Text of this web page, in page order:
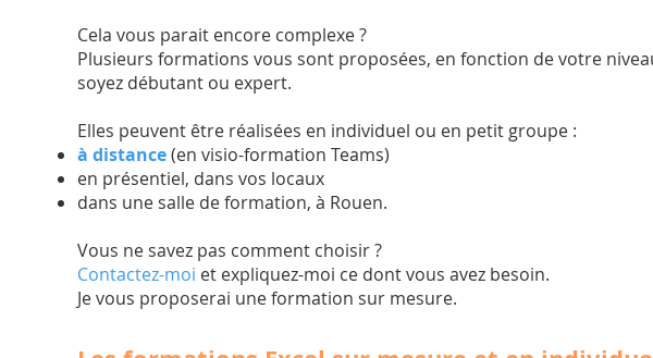
Cela vous parait encore complexe ?
Plusieurs formations vous sont proposées, en fonction de votre
soyez débutant ou expert.
Elles peuvent être réalisées en individuel ou en petit groupe :
à distance(en visio-formation Teams)
en présentiel, dans vos locaux
dans une salle de formation, à Rouen.
Vous ne savez pas comment choisir ?
Contactez-moi et expliquez-moi ce dont vous avez besoin.
Je vous proposerai une formation sur mesure.